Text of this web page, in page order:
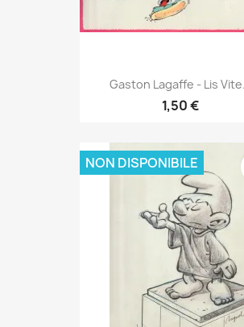
Gaston Lagaffe - Lis
1,50 €
NON DISPONIBILE